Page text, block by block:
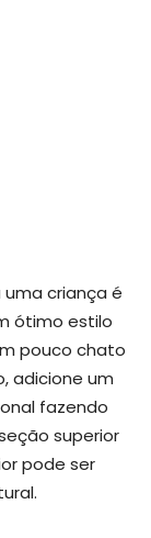
criança é
ótimo estilo
pouco chato
adicione um
fazendo
superior
pode ser